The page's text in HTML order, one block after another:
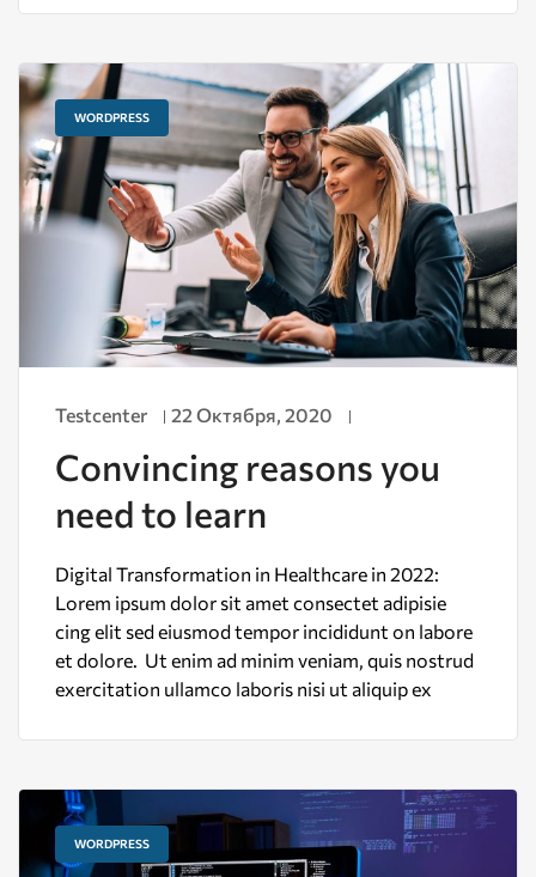
WORDPRESS
Testcenter 22 Октября, 2020
Convincing reasons you
need to learn
Digital Transformation in Healthcare in 2022:
Lorem ipsum dolor sit amet consectet adipisie
cing elit sed eiusmod tempor incididunt on labore
et dolore. Ut enim ad minim veniam, quis nostrud
exercitation ullamco laboris nisi ut aliquip ex
WORDPRESS